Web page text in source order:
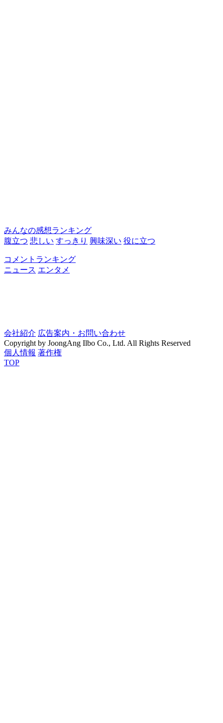
みんなの感想ランキング
腹立つ 悲しい すっきり 興味深い 役に立つ
コメントランキング
ニュース エンタメ
会社紹介 広告案内・お問い合わせ
Copyright by JoongAng Ilbo Co., Ltd. All Rights Reserved
個人情報 著作権
TOP